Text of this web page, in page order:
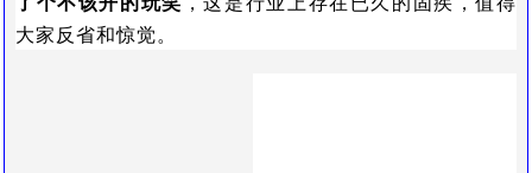
大家反省和惊觉。